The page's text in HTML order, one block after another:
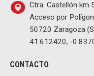
Ctra. Castellón km
Acceso por
50720 Zaragoza
41.612420, -
CONTACTO